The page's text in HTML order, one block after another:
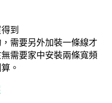
到
需要另外加裝一條線才
需要家中安裝兩條寬頻
。